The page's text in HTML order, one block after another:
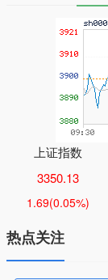
上证指数
3350.13
1.69(0.05%)
热点关注